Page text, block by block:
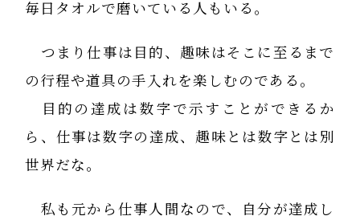
毎日タオルで磨いている人もいる。
つまり仕事は目的、趣味はそこに至るまで
の行程や道具の手入れを楽しむのである。
目的の達成は数字で示すことができるか
ら、仕事は数字の達成、趣味とは数字とは別
世界だな。
私も元から仕事人間なので、自分が達成し